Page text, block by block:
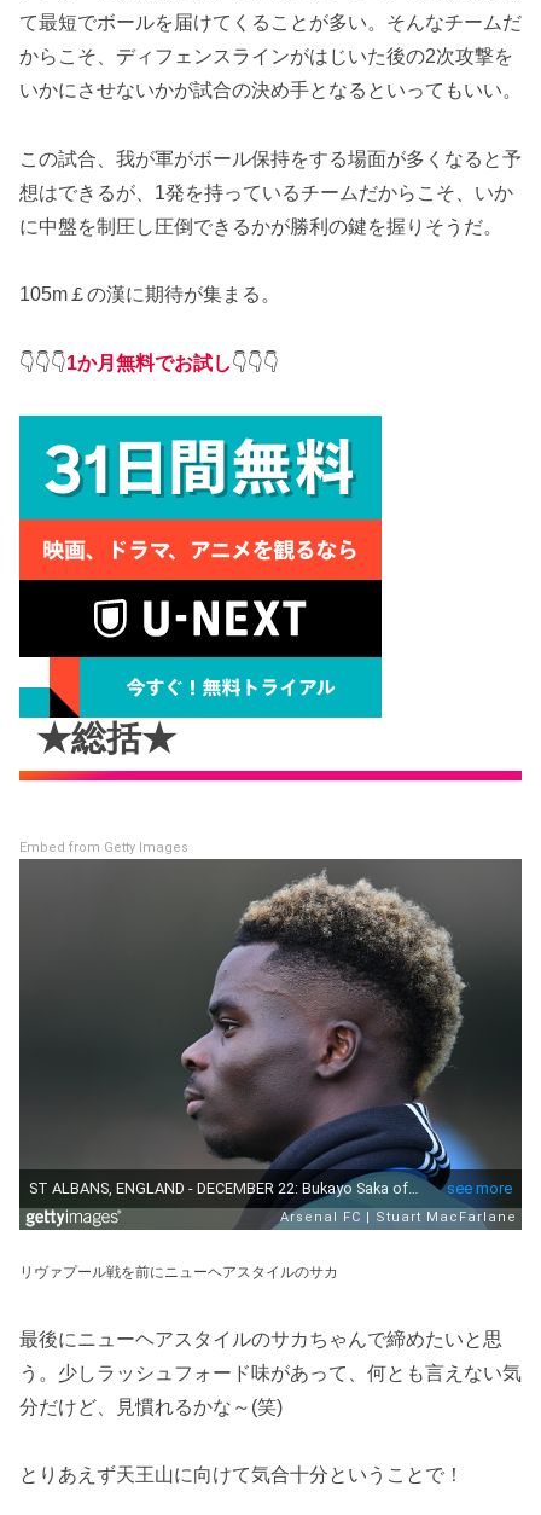
て最短でボールを届けてくることが多い。そんなチームだ
からこそ、ディフェンスラインがはじいた後の2次攻撃を
いかにさせないかが試合の決め手となるといってもいい。
この試合、我が軍がボール保持をする場面が多くなると予
想はできるが、1発を持っているチームだからこそ、いか
に中盤を制圧し圧倒できるかが勝利の鍵を握りそうだ。
105m￡の漢に期待が集まる。
👇👇👇1か月無料でお試し👇👇👇
★総括★
Embed from Getty Images
リヴァプール戦を前にニューヘアスタイルのサカ
最後にニューヘアスタイルのサカちゃんで締めたいと思
う。少しラッシュフォード味があって、何とも言えない気
分だけど、見慣れるかな～(笑)
とりあえず天王山に向けて気合十分ということで！